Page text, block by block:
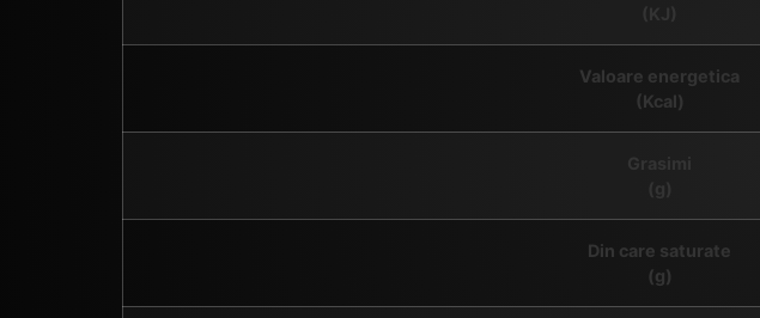
Valoare energetica
(Kcal)
Din care saturate
(g)